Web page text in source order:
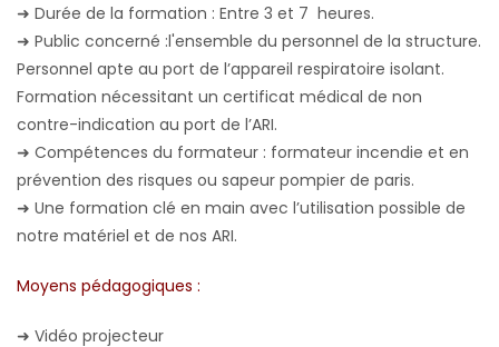
➜ Durée de la formation : Entre 3 et 7 heures.
➜ Public concerné :l'ensemble du personnel de la structure.
Personnel apte au port de l’appareil respiratoire isolant.
Formation nécessitant un certificat médical de non
contre-indication au port de l’ARI.
➜ Compétences du formateur : formateur incendie et en
prévention des risques ou sapeur pompier de paris.
➜ Une formation clé en main avec l’utilisation possible de
notre matériel et de nos ARI.
Moyens pédagogiques :
➜ Vidéo projecteur